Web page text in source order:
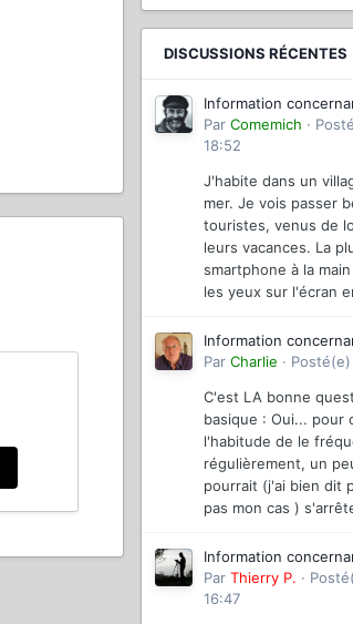
DISCUSSIONS RÉCENTES
Information
magazinevideo
Par Comemich ·
18:52
J'habite dans un
mer. Je vois passer
touristes, venus de
leurs vacances. La
smartphone à la
les yeux sur l'écran
Information
magazinevideo
Par Charlie · Posté(e)
C'est LA bonne
basique : Oui... pour
l'habitude de le
régulièrement, un
pourrait (j'ai bien dit
pas mon cas )
Information
magazinevideo
Par Thierry P. ·
16:47